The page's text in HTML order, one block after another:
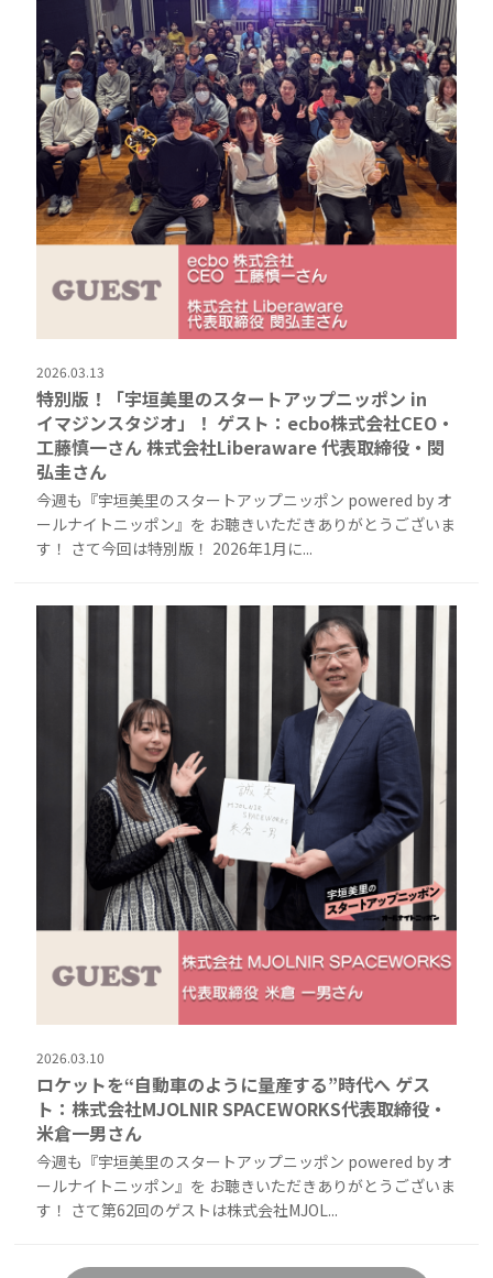
2026.03.13
特別版！「宇垣美里のスタートアップニッポン in
イマジンスタジオ」！ ゲスト：ecbo株式会社CEO・
工藤慎一さん 株式会社Liberaware 代表取締役・閔
弘圭さん
今週も『宇垣美里のスタートアップニッポン powered by オ
ールナイトニッポン』を お聴きいただきありがとうございま
す！ さて今回は特別版！ 2026年1月に...
2026.03.10
ロケットを“自動車のように量産する”時代へ ゲス
ト：株式会社MJOLNIR SPACEWORKS代表取締役・
米倉一男さん
今週も『宇垣美里のスタートアップニッポン powered by オ
ールナイトニッポン』を お聴きいただきありがとうございま
す！ さて第62回のゲストは株式会社MJOL...